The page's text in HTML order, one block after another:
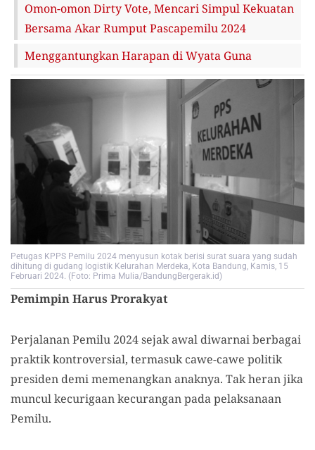
Omon-omon Dirty Vote, Mencari Simpul Kekuatan
Bersama Akar Rumput Pascapemilu 2024
Menggantungkan Harapan di Wyata Guna
Petugas KPPS Pemilu 2024 menyusun kotak berisi surat suara yang sudah
dihitung di gudang logistik Kelurahan Merdeka, Kota Bandung, Kamis, 15
Februari 2024. (Foto: Prima Mulia/BandungBergerak.id)
Pemimpin Harus Prorakyat
Perjalanan Pemilu 2024 sejak awal diwarnai berbagai
praktik kontroversial, termasuk cawe-cawe politik
presiden demi memenangkan anaknya. Tak heran jika
muncul kecurigaan kecurangan pada pelaksanaan
Pemilu.